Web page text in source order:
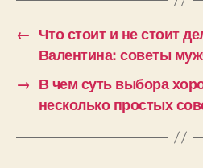
← Что стоит и не стоит
Валентина: советы
→ В чем суть выбора
несколько простых